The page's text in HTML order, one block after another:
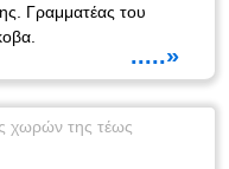
Γραμματέας του
.....»
χωρών της τέως